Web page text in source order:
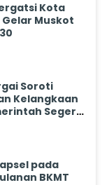
Kota
Muskot
Soroti
Kelangkaan
Segera
pada
BKMT